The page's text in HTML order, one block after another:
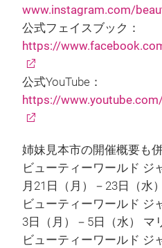
www.instagram.com/
公式フェイスブック：
https://
公式YouTube：
https://
姉妹見本市の開催概要も
ビューティーワールド ジ
月21日（月）－23日（水
ビューティーワールド ジ
3日（月）－5日（水） マ
ビューティーワールド ジ